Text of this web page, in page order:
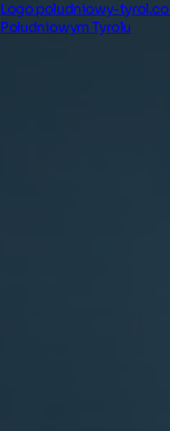
Logo poludniowy-
Południowym Tyrolu